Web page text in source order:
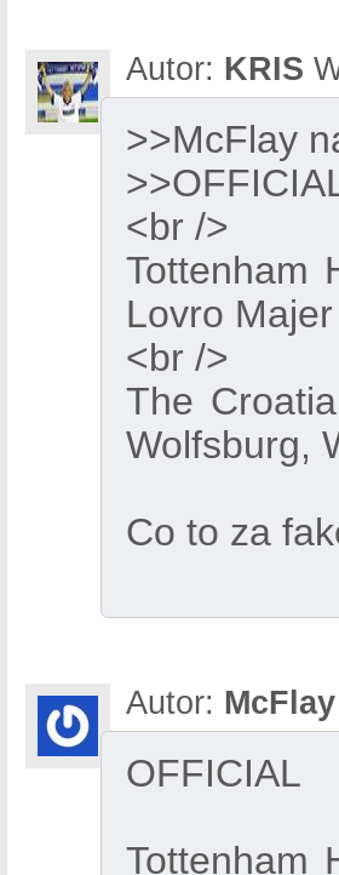
Autor: KRIS
>>McFlay
<br />
Tottenham
Lovro
<br />
The
Wolfsburg,
Co to za
Autor: McFlay
OFFICIAL
Tottenham